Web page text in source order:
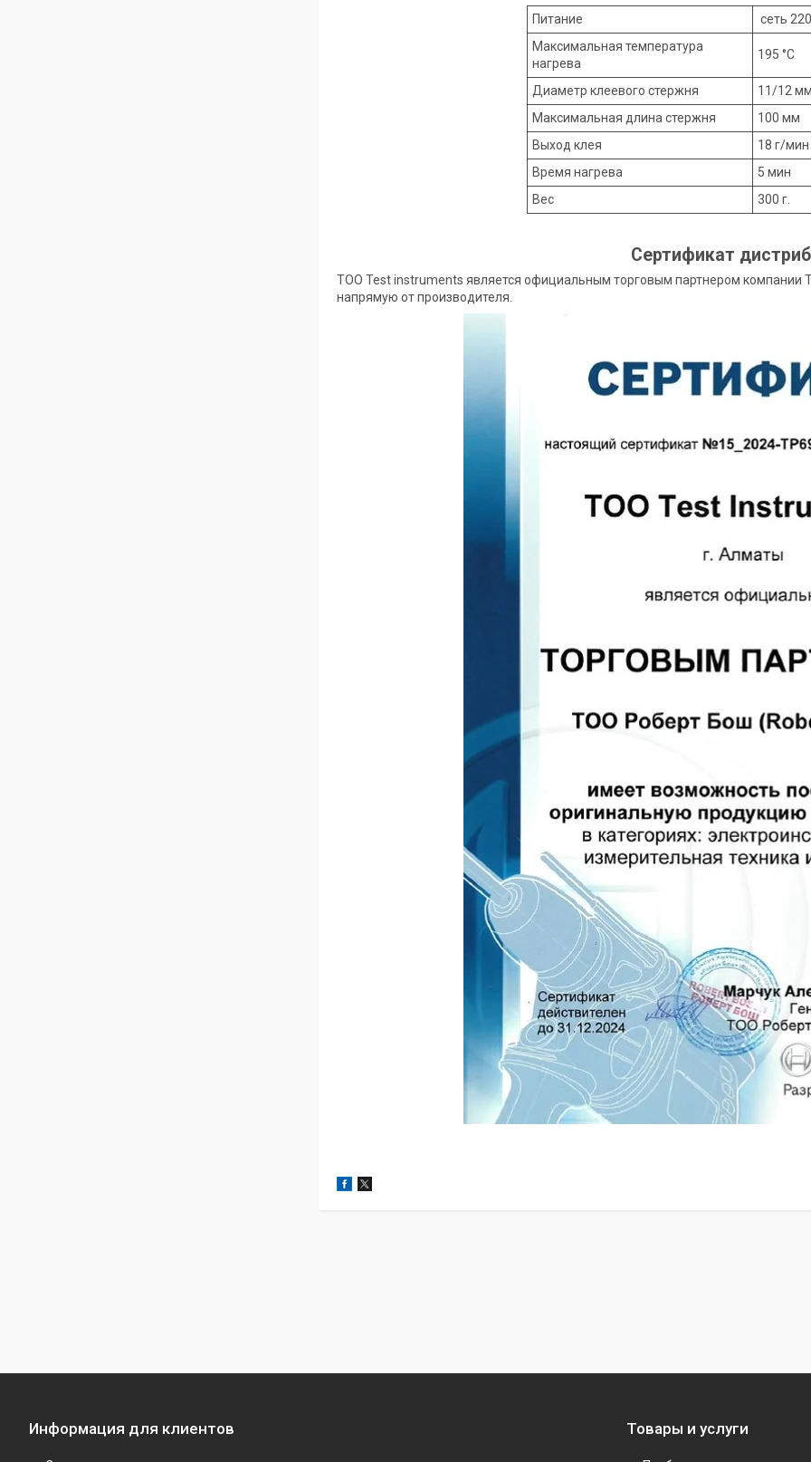
Питание
сеть
Максимальная температура
нагрева
195 °C
Диаметр клеевого стержня
11/12 мм
Максимальная длина стержня
100 мм
Выход клея
18 г/мин
Время нагрева
5 мин
Вес
300 г.
Сертификат
ТОО Test instruments является официальным торговым партнером
напрямую от производителя.
Информация для клиентов Товары и услуги